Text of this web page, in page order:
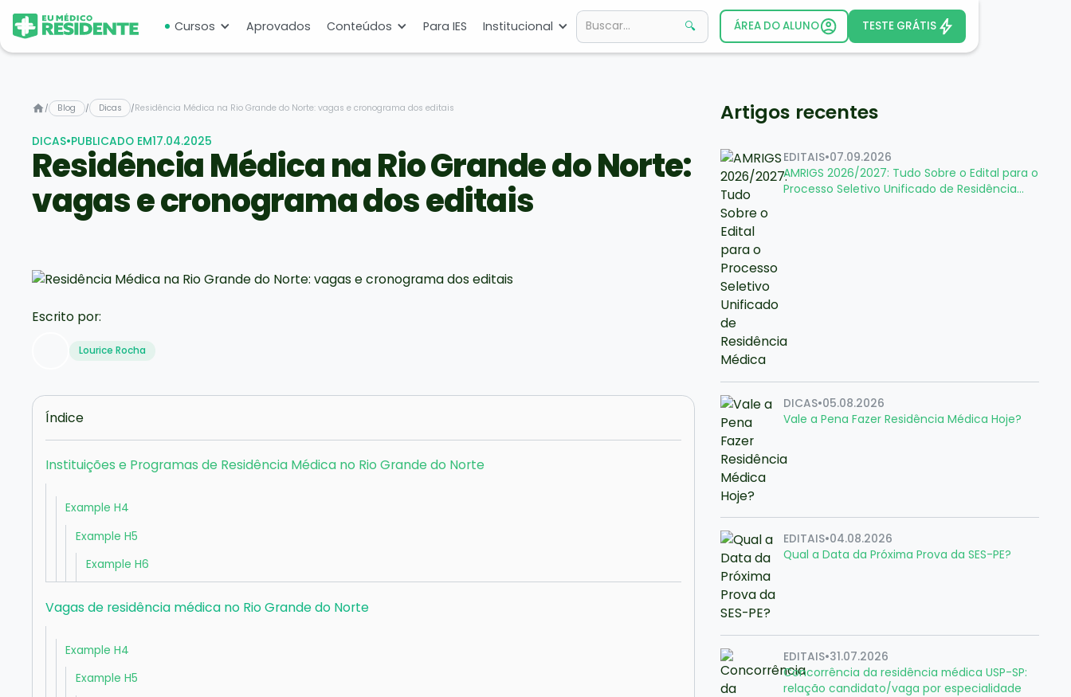
Cursos Aprovados Conteúdos Para IES Institucional ÁREA DO ALUNO TESTE GRÁTIS
/ Blog / Dicas /Residência Médica na Rio Grande do Norte: vagas e cronograma dos editais
DICAS•PUBLICADO EM17.04.2025
Residência Médica na Rio Grande do Norte:
vagas e cronograma dos editais
Escrito por:
Lourice Rocha
Índice
Instituições e Programas de Residência Médica no Rio Grande do Norte
Example H4
Example H5
Example H6
Vagas de residência médica no Rio Grande do Norte
Example H4
Example H5
Artigos recentes
EDITAIS•07.09.2026
AMRIGS 2026/2027: Tudo Sobre o Edital para o
Processo Seletivo Unificado de Residência
DICAS•05.08.2026
Vale a Pena Fazer Residência Médica Hoje?
EDITAIS•04.08.2026
Qual a Data da Próxima Prova da SES-PE?
EDITAIS•31.07.2026
Concorrência da residência médica USP-SP:
relação candidato/vaga por especialidade